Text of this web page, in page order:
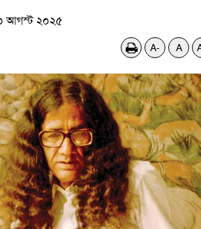
আগস্ট ২০২৫
A- A